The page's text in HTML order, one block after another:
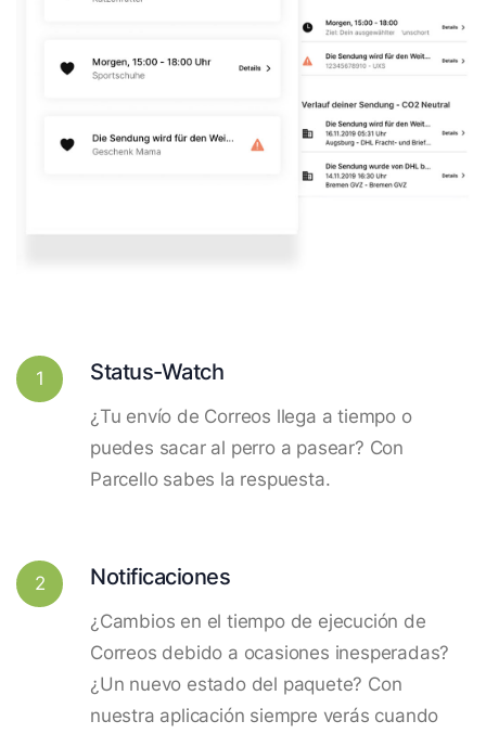
1 Status-Watch
¿Tu envío de Correos llega a tiempo o
puedes sacar al perro a pasear? Con
Parcello sabes la respuesta.
2 Notificaciones
¿Cambios en el tiempo de ejecución de
Correos debido a ocasiones inesperadas?
¿Un nuevo estado del paquete? Con
nuestra aplicación siempre verás cuando